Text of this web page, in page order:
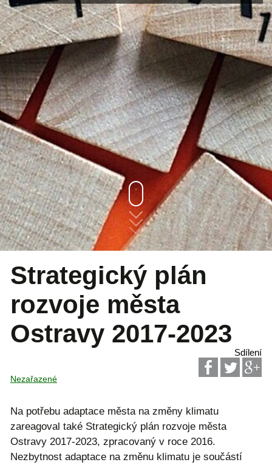
Strategický plán
rozvoje města
Ostravy 2017-2023
Sdílení
Nezařazené
Na potřebu adaptace města na změny klimatu
zareagoval také Strategický plán rozvoje města
Ostravy 2017-2023, zpracovaný v roce 2016.
Nezbytnost adaptace na změnu klimatu je součástí